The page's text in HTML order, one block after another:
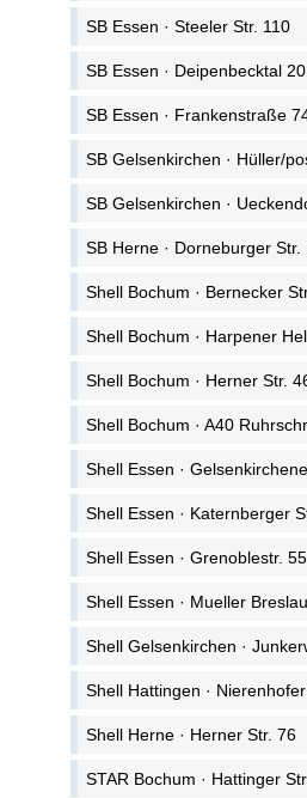
SB Essen · Steeler Str. 110
SB Essen · Deipenbecktal
SB Essen · Frankenstraße
SB Gelsenkirchen · Hüller/
SB Gelsenkirchen ·
SB Herne · Dorneburger Str.
Shell Bochum · Bernecker
Shell Bochum · Harpener
Shell Bochum · Herner Str.
Shell Bochum · A40
Shell Essen ·
Shell Essen · Katernberger
Shell Essen · Grenoblestr. 55
Shell Essen · Mueller
Shell Gelsenkirchen ·
Shell Hattingen ·
Shell Herne · Herner Str. 76
STAR Bochum · Hattinger